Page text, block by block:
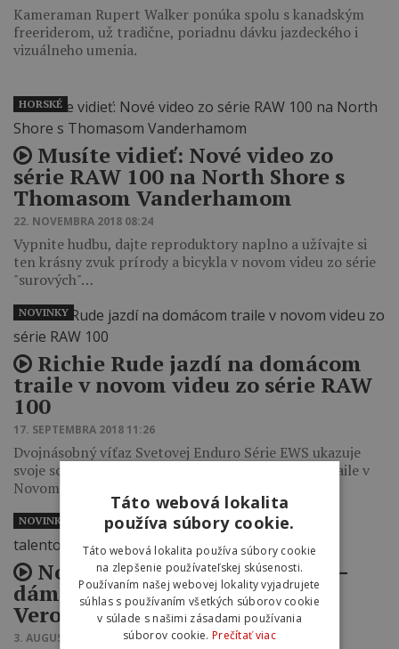
Kameraman Rupert Walker ponúka spolu s kanadským
freeriderom, už tradične, poriadnu dávku jazdeckého i
vizuálneho umenia.
Musíte vidieť: Nové video zo
série RAW 100 na North Shore s
Thomasom Vanderhamom
22. NOVEMBRA 2018 08:24
Vypnite hudbu, dajte reproduktory naplno a užívajte si
ten krásny zvuk prírody a bicykla v novom videu zo série
"surových"…
HORSKÉ
Richie Rude jazdí na domácom
traile v novom videu zo série RAW
100
17. SEPTEMBRA 2018 11:26
Dvojnásobný víťaz Svetovej Enduro Série EWS ukazuje
svoje schopnosti na svojom domácom signature traile v
Novom Anglicku.
NOVINKY
Nové video zo série Raw 100 –
dámska verzia s talentovanou
Veronique Sandler nesklamala
3. AUGUSTA 2018 13:04
NOVINKY
Táto webová lokalita
používa súbory cookie.
Táto webová lokalita používa súbory cookie
na zlepšenie používateľskej skúsenosti.
Používaním našej webovej lokality vyjadrujete
súhlas s používaním všetkých súborov cookie
v súlade s našimi zásadami používania
súborov cookie. Prečítať viac